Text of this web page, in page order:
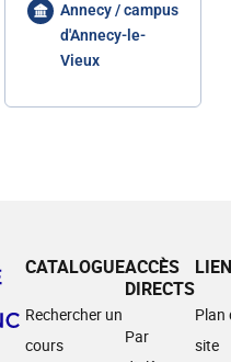
Annecy / campus
d'Annecy-le-
Vieux
CATALOGUE
Rechercher un
cours
ACCÈS
DIRECTS
Par
Plan
site